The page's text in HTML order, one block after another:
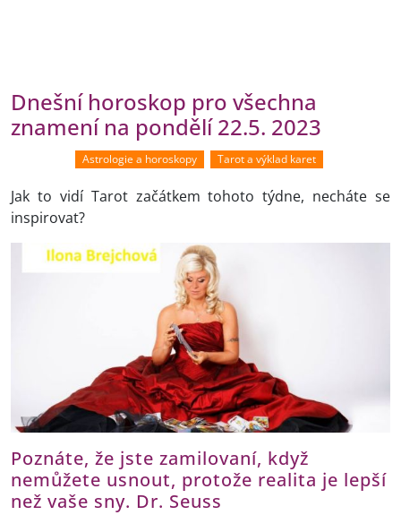
Dnešní horoskop pro všechna
znamení na pondělí 22.5. 2023
Astrologie a horoskopy Tarot a výklad karet
Jak to vidí Tarot začátkem tohoto týdne, necháte se
inspirovat?
Poznáte, že jste zamilovaní, když
nemůžete usnout, protože realita je lepší
než vaše sny. Dr. Seuss